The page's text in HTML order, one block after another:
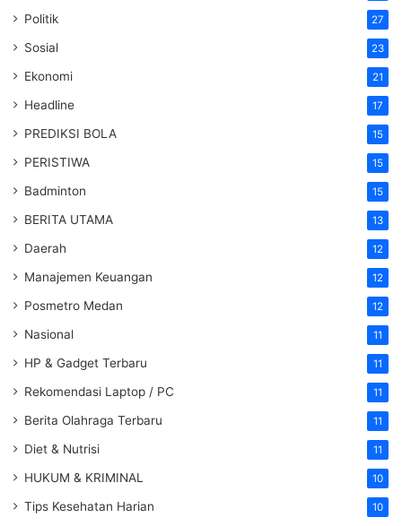
Politik 27
Sosial 23
Ekonomi 21
Headline 17
PREDIKSI BOLA 15
PERISTIWA 15
Badminton 15
BERITA UTAMA 13
Daerah 12
Manajemen Keuangan 12
Posmetro Medan 12
Nasional 11
HP & Gadget Terbaru 11
Rekomendasi Laptop / PC 11
Berita Olahraga Terbaru 11
Diet & Nutrisi 11
HUKUM & KRIMINAL 10
Tips Kesehatan Harian 10